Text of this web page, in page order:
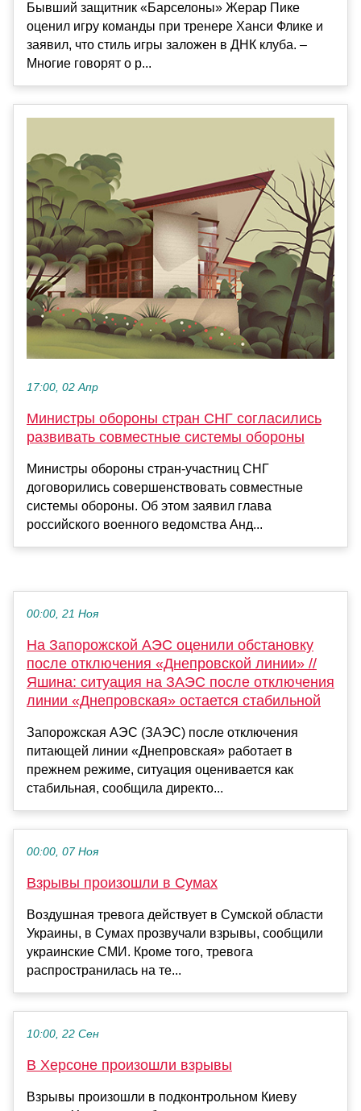
Бывший защитник «Барселоны» Жерар Пике
оценил игру команды при тренере Ханси Флике и
заявил, что стиль игры заложен в ДНК клуба. –
Многие говорят о р...
17:00, 02 Апр
Министры обороны стран СНГ согласились
развивать совместные системы обороны
Министры обороны стран-участниц СНГ
договорились совершенствовать совместные
системы обороны. Об этом заявил глава
российского военного ведомства Анд...
00:00, 21 Ноя
На Запорожской АЭС оценили обстановку
после отключения «Днепровской линии» //
Яшина: ситуация на ЗАЭС после отключения
линии «Днепровская» остается стабильной
Запорожская АЭС (ЗАЭС) после отключения
питающей линии «Днепровская» работает в
прежнем режиме, ситуация оценивается как
стабильная, сообщила директо...
00:00, 07 Ноя
Взрывы произошли в Сумах
Воздушная тревога действует в Сумской области
Украины, в Сумах прозвучали взрывы, сообщили
украинские СМИ. Кроме того, тревога
распространилась на те...
10:00, 22 Сен
В Херсоне произошли взрывы
Взрывы произошли в подконтрольном Киеву